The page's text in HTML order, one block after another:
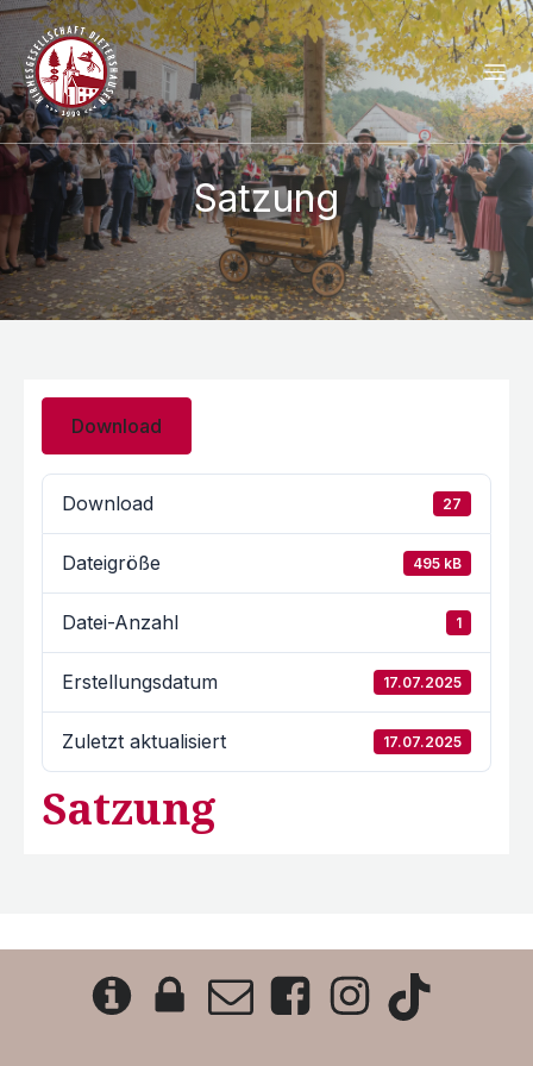
Satzung
Download
Download 27
Dateigröße 495 kB
Datei-Anzahl 1
Erstellungsdatum 17.07.2025
Zuletzt aktualisiert 17.07.2025
Satzung